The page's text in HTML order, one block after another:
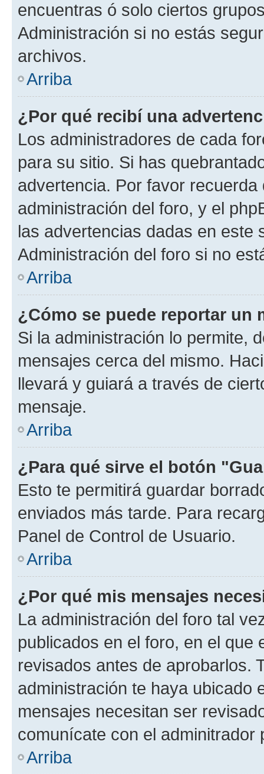
encuentras ó solo ciertos
Administración si no estás
archivos.
Arriba
¿Por qué recibí una
Los administradores de cada
para su sitio. Si has
advertencia. Por favor
administración del foro, y el
las advertencias dadas en este
Administración del foro si no
Arriba
¿Cómo se puede reportar un
Si la administración lo permite,
mensajes cerca del mismo.
llevará y guiará a través de
mensaje.
Arriba
¿Para qué sirve el botón
Esto te permitirá guardar
enviados más tarde. Para
Panel de Control de Usuario.
Arriba
¿Por qué mis mensajes
La administración del foro tal
publicados en el foro, en el
revisados antes de aprobarlos.
administración te haya ubicado
mensajes necesitan ser
comunícate con el
Arriba